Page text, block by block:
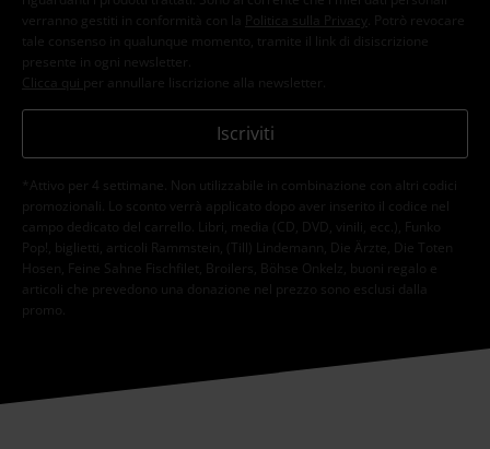
verranno gestiti in conformità con la
Politica sulla Privacy
. Potrò revocare
tale consenso in qualunque momento, tramite il link di disiscrizione
presente in ogni newsletter.
Clicca qui per annullare liscrizione alla newsletter.
Iscriviti
*Attivo per 4 settimane. Non utilizzabile in combinazione con altri codici
promozionali. Lo sconto verrà applicato dopo aver inserito il codice nel
campo dedicato del carrello. Libri, media (CD, DVD, vinili, ecc.), Funko
Pop!, biglietti, articoli Rammstein, (Till) Lindemann, Die Ärzte, Die Toten
Hosen, Feine Sahne Fischfilet, Broilers, Böhse Onkelz, buoni regalo e
articoli che prevedono una donazione nel prezzo sono esclusi dalla
promo.